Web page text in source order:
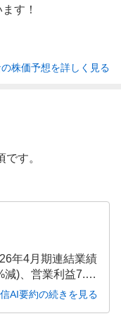
す！
株価予想を詳しく見る
す。
年4月期連結業績
減)、営業利益7.8
ました。人件費増
います。今後は
AI要約の続きを見る